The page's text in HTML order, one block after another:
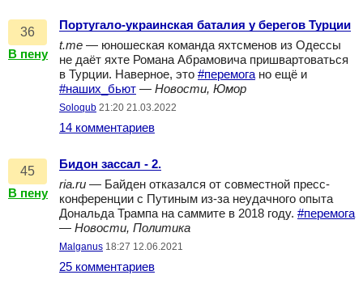
36
В пену
Португало-украинская баталия у берегов Турции
t.me — юношеская команда яхтсменов из Одессы
не даёт яхте Романа Абрамовича пришвартоваться
в Турции. Наверное, это #перемога но ещё и
#наших_бьют — Новости, Юмор
Soloqub 21:20 21.03.2022
14 комментариев
45
В пену
Бидон зассал - 2.
ria.ru — Байден отказался от совместной пресс-
конференции с Путиным из-за неудачного опыта
Дональда Трампа на саммите в 2018 году. #перемога
— Новости, Политика
Malganus 18:27 12.06.2021
25 комментариев